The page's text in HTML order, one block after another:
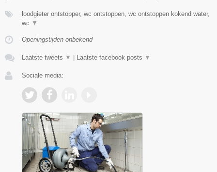
loodgieter ontstopper, wc ontstoppen, wc ontstoppen kokend water,
wc ▼
Openingstijden onbekend
Laatste tweets ▼ Laatste facebook posts ▼
Sociale media: